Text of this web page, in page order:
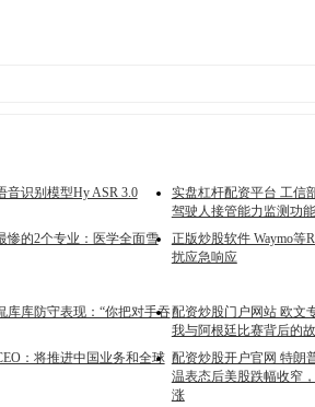
音识别模型Hy ASR 3.0
实盘杠杆配资平台 工信
驾驶人接管能力监测功能
惨的2个专业：医学全面雪
正版炒股软件 Waymo等
扰应急响应
库库防守表现：“你把对手吞配资炒股门户网站 欧文
我与阿根廷比赛背后的
：将推进中国业务和全球 配资炒股开户官网 特朗
温表态后美股跌幅收窄
涨